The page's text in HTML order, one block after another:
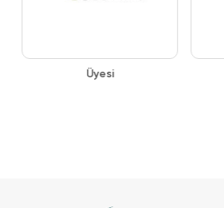
Üyesi